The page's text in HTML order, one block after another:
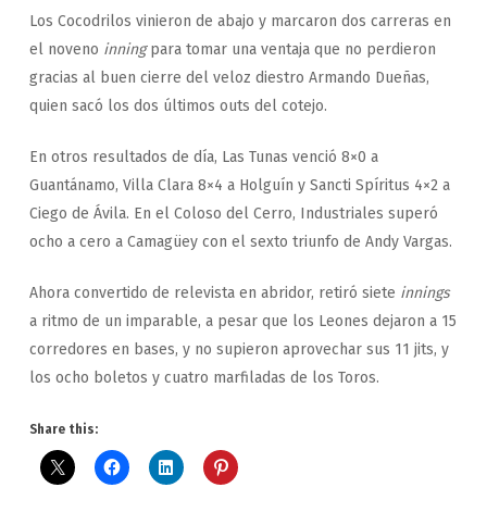
Los Cocodrilos vinieron de abajo y marcaron dos carreras en
el noveno inningpara tomar una ventaja que no perdieron
gracias al buen cierre del veloz diestro Armando Dueñas,
quien sacó los dos últimos outs del cotejo.
En otros resultados de día, Las Tunas venció 8×0 a
Guantánamo, Villa Clara 8×4 a Holguín y Sancti Spíritus 4×2 a
Ciego de Ávila. En el Coloso del Cerro, Industriales superó
ocho a cero a Camagüey con el sexto triunfo de Andy Vargas.
Ahora convertido de relevista en abridor, retiró siete innings
a ritmo de un imparable, a pesar que los Leones dejaron a 15
corredores en bases, y no supieron aprovechar sus 11 jits, y
los ocho boletos y cuatro marfiladas de los Toros.
Share this: